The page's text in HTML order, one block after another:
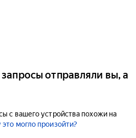
отправляли вы, а
с вашего устройства похожи на
могло произойти?